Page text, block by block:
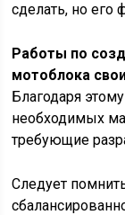
сделать, но его
Работы по
мотоблока
Благодаря
необходимых
требующие
Следует